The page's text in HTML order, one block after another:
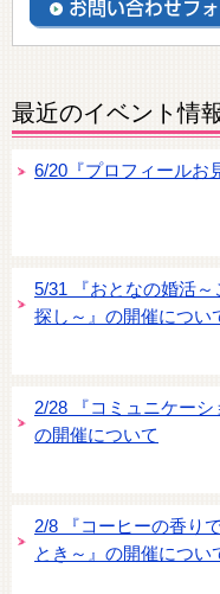
最近のイベント情
6/20『プロフィールお
5/31 『おとなの婚活
探し～』の開催につい
2/28 『コミュニケーシ
の開催について
2/8 『コーヒーの香り
とき～』の開催につい